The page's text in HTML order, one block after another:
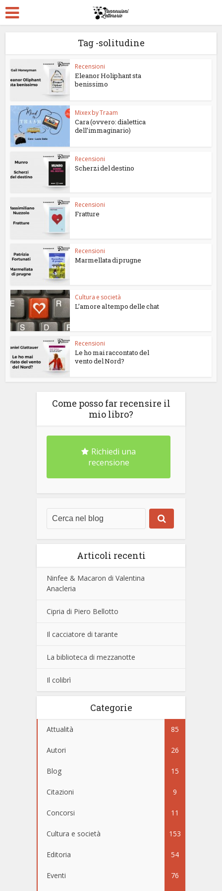
Tag -solitudine
Recensioni
Eleanor Holiphant sta
benissimo
Mixex by Traam
Cara (ovvero: dialettica
dell’immaginario)
Recensioni
Scherzi del destino
Recensioni
Fratture
Recensioni
Marmellata di prugne
Cultura e società
L’amore al tempo delle chat
Recensioni
Le ho mai raccontato del
vento del Nord?
Come posso far recensire il
mio libro?
Richiedi una
recensione
Articoli recenti
Ninfee & Macaron di Valentina
Anacleria
Cipria di Piero Bellotto
Il cacciatore di tarante
La biblioteca di mezzanotte
Il colibrì
Categorie
Attualità 85
Autori 26
Blog 15
Citazioni 9
Concorsi 11
Cultura e società 153
Editoria 54
Eventi 76